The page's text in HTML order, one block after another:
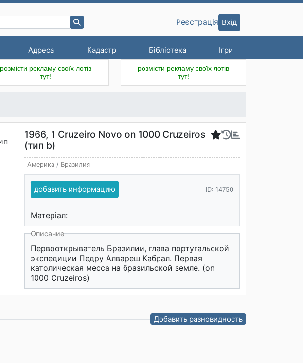
Адреса Кадастр Бібліотека Ігри
Реєстрація Вхід
розмісти рекламу своїх лотів
тут!
розмісти рекламу своїх лотів
тут!
1966, 1 Cruzeiro Novo on 1000 Cruzeiros
(тип b)
Америка / Бразилия
добавить информацию ID: 14750
Матеріал:
Описание
Первооткрыватель Бразилии, глава португальской
экспедиции Педру Алвареш Кабрал. Первая
католическая месса на бразильской земле. (on
1000 Cruzeiros)
Добавить разновидность